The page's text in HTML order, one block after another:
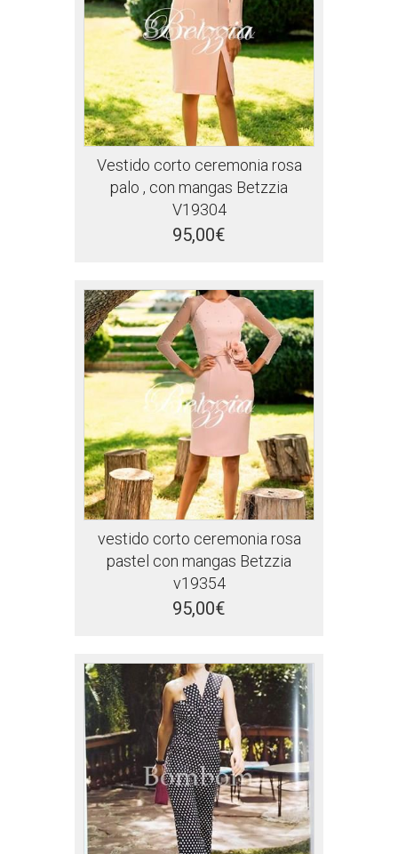
Vestido corto ceremonia rosa
palo , con mangas Betzzia
V19304
95,00€
vestido corto ceremonia rosa
pastel con mangas Betzzia
v19354
95,00€